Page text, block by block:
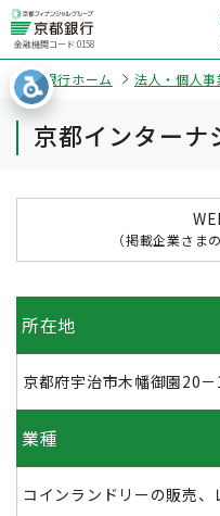
金融機関コード:0158
京都銀行ホーム 法人・個人
京都インター
（掲載企業さま
所在地
京都府宇治市木幡御園20
業種
コインランドリーの販売、